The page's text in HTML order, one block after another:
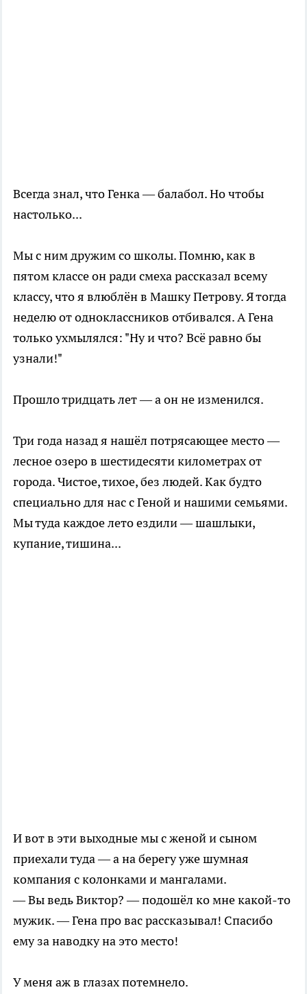
Всегда знал, что Генка — балабол. Но чтобы
настолько...
Мы с ним дружим со школы. Помню, как в
пятом классе он ради смеха рассказал всему
классу, что я влюблён в Машку Петрову. Я тогда
неделю от одноклассников отбивался. А Гена
только ухмылялся: "Ну и что? Всё равно бы
узнали!"
Прошло тридцать лет — а он не изменился.
Три года назад я нашёл потрясающее место —
лесное озеро в шестидесяти километрах от
города. Чистое, тихое, без людей. Как будто
специально для нас с Геной и нашими семьями.
Мы туда каждое лето ездили — шашлыки,
купание, тишина...
И вот в эти выходные мы с женой и сыном
приехали туда — а на берегу уже шумная
компания с колонками и мангалами.
— Вы ведь Виктор? — подошёл ко мне какой-то
мужик. — Гена про вас рассказывал! Спасибо
ему за наводку на это место!
У меня аж в глазах потемнело.